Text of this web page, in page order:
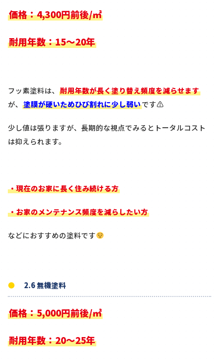
価格：4,300円前後/㎡
耐用年数：15～20年
フッ素塗料は、 耐用年数が長く塗り替え頻度を減らせます
が、 塗膜が硬いためひび割れに少し弱いです⚠
少し値は張りますが、長期的な視点でみるとトータルコスト
は抑えられます。
・現在のお家に長く住み続ける方
・お家のメンテナンス頻度を減らしたい方
などにおすすめの塗料です
2.6 無機塗料
価格：5,000円前後/㎡
耐用年数：20～25年